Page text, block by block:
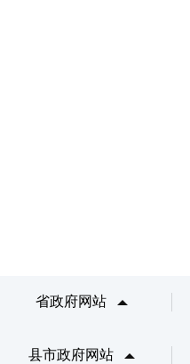
省政府网站
县市政府网站